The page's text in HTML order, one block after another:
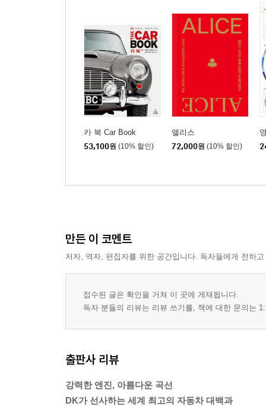
카 북 Car Book
53,100원 (10% 할인)
앨리스
72,000원 (10% 할인)
만든 이 코멘트
저자, 역자, 편집자를 위한 공간입니다. 독자들에게 전하
접수된 글은 확인을 거쳐 이 곳에 게재됩니다.
독자 분들의 리뷰는 리뷰 쓰기를, 책에 대한 문의는
출판사 리뷰
강력한 엔진, 아름다운 곡선
DK가 선사하는 세계 최고의 자동차 대백과